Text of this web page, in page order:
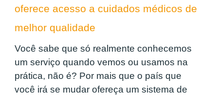
oferece acesso a cuidados médicos de
melhor qualidade
Você sabe que só realmente conhecemos
um serviço quando vemos ou usamos na
prática, não é? Por mais que o país que
você irá se mudar ofereça um sistema de